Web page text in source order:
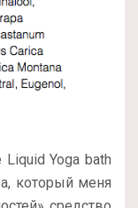
Yoga bath
который меня